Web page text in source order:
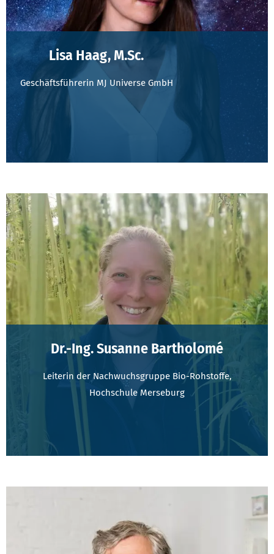
Lisa Haag, M.Sc.
Geschäftsführerin MJ Universe GmbH
Dr.-Ing. Susanne Bartholomé
Leiterin der Nachwuchsgruppe Bio-Rohstoffe,
Hochschule Merseburg